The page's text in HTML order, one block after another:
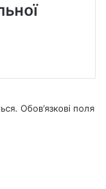
Обов’язкові поля